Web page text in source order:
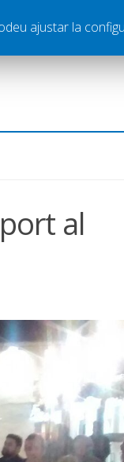
al
ajustar la